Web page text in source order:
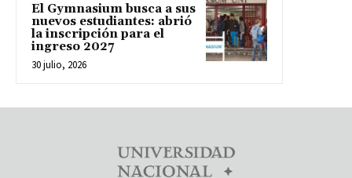
El Gymnasium busca a sus
nuevos estudiantes: abrió
la inscripción para el
ingreso 2027
30 julio, 2026